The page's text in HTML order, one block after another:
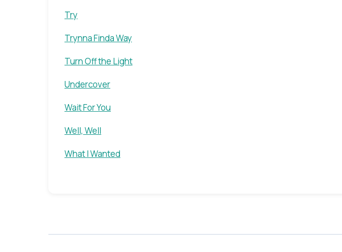
Try
Trynna Finda Way
Turn Off the Light
Undercover
Wait For You
Well, Well
What I Wanted